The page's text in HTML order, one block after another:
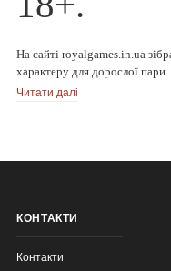
На сайті royalgames.in.ua
характеру для дорослої
бажань", "Правда або дія",
Читати далі
КОНТАКТИ
Контакти